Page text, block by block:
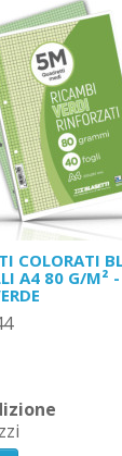
COLORATI
A4 80 G/M²